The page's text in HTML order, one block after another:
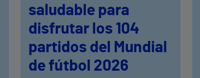
saludable para
disfrutar los 104
partidos del Mundial
de fútbol 2026